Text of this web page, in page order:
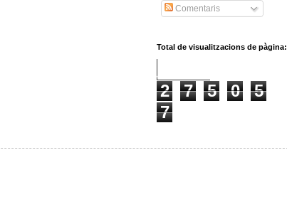
Comentaris
Total de visualitzacions de pàgina:
2 7 5 0
5
7